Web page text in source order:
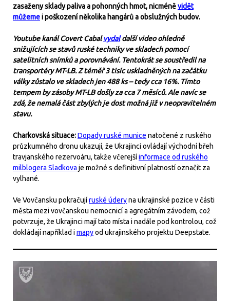
zasaženy sklady paliva a pohonných hmot, nicméněvidět
můžemei poškození několika hangárů a obslužných budov.
Youtube kanál Covert Cabalvydaldalší video ohledně
snižujících se stavů ruské techniky ve skladech pomocí
satelitních snímků a porovnávání. Tentokrát se soustředil na
transportéry MT-LB. Z téměř 3 tisíc uskladněných na začátku
války zůstalo ve skladech jen 488 ks – tedy cca 16%. Tímto
tempem by zásoby MT-LB došly za cca 7 měsíců. Ale navíc se
zdá, že nemalá část zbylých je dost možná již v neopravitelném
stavu.
Charkovská situace:Dopady ruské munice natočené z ruského
průzkumného dronu ukazují, že Ukrajinci ovládají východní břeh
travjanského rezervoáru, takže včerejšíinformace od ruského
milblogera Sladkova je možné s definitivní platností označit za
vylhané.
Ve Vovčansku pokračujíruské úderyna ukrajinské pozice v části
města mezi vovčanskou nemocnicí a agregátním závodem, což
potvrzuje, že Ukrajinci mají tato místa i nadále pod kontrolou, což
dokládají například imapyod ukrajinského projektu Deepstate.